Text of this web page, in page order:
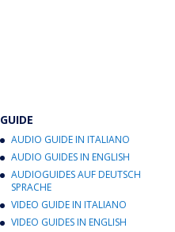
GUIDE
AUDIO GUIDE IN ITALIANO
AUDIO GUIDES IN ENGLISH
AUDIOGUIDES AUF DEUTSCH
SPRACHE
VIDEO GUIDE IN ITALIANO
VIDEO GUIDES IN ENGLISH